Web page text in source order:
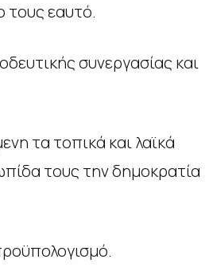
τους εαυτό.
συνεργασίας και
τα τοπικά και λαϊκά
τους την δημοκρατία